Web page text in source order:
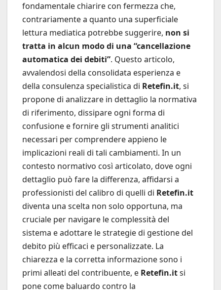
fondamentale chiarire con fermezza che,
contrariamente a quanto una superficiale
lettura mediatica potrebbe suggerire, non si
tratta in alcun modo di una “cancellazione
automatica dei debiti”. Questo articolo,
avvalendosi della consolidata esperienza e
della consulenza specialistica di Retefin.it, si
propone di analizzare in dettaglio la normativa
di riferimento, dissipare ogni forma di
confusione e fornire gli strumenti analitici
necessari per comprendere appieno le
implicazioni reali di tali cambiamenti. In un
contesto normativo così articolato, dove ogni
dettaglio può fare la differenza, affidarsi a
professionisti del calibro di quelli di Retefin.it
diventa una scelta non solo opportuna, ma
cruciale per navigare le complessità del
sistema e adottare le strategie di gestione del
debito più efficaci e personalizzate. La
chiarezza e la corretta informazione sono i
primi alleati del contribuente, e Retefin.itsi
pone come baluardo contro la